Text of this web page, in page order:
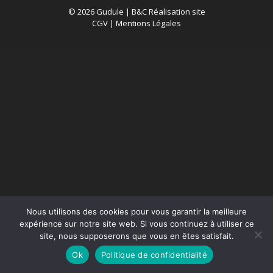
© 2026 Gudule | B&C Réalisation site
CGV | Mentions Légales
Nous utilisons des cookies pour vous garantir la meilleure
expérience sur notre site web. Si vous continuez à utiliser ce
site, nous supposerons que vous en êtes satisfait.
Ok
Politique de confidentialité